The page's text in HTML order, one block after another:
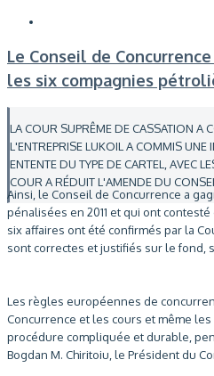
Le Conseil de
les six compagnies
LA COUR SUPRÊME DE CASSATION A
L'ENTREPRISE LUKOIL A COMMIS UNE
ENTENTE DU TYPE DE CARTEL, AVEC
COUR A RÉDUIT L'AMENDE DU
Ainsi, le Conseil de Concurrence a
pénalisées en 2011 et qui ont
six affaires ont été confirmés par la
sont correctes et justifiés sur le fond,
Les règles européennes de
Concurrence et les cours et même
procédure compliquée et durable,
Bogdan M. Chiritoiu, le Président du